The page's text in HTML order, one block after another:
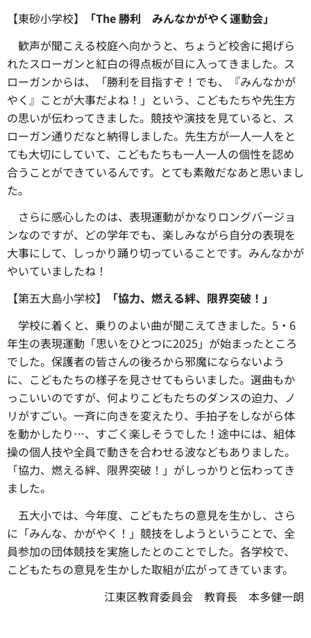
【東砂小学校】
「The 勝利 みんなかがやく運動会」
歓声が聞こえる校庭へ向かうと、 ちょうど校舎に掲げら
れたスローガンと紅白の得点板が目に入ってきました。ス
ローガンからは、「勝利を目指すぞ！でも、『みんなかが
やく』ことが大事だよね！」という、こどもたちや先生方
の思いが伝わってきました。競技や演技を見ていると、ス
ローガン通りだなと納得しました。先生方が一人一人をと
ても大切にしていて、こどもたちも一人一人の個性を認め
合うことができているんです。とても素敵だなあと思いまし
た。
さらに感心したのは、 表現運動がかなりロングバージョ
ンなのですが、どの学年でも、楽しみながら自分の表現を
大事にして、しっかり踊り切っていることです。みんなかが
やいていましたね！
【第五大島小学校】
「協力、燃える絆、限界突破！」
学校に着くと、 乗りのよい曲が聞こえてきました。5・6
年生の表現運動「思いをひとつに2025」が始まったところ
でした。保護者の皆さんの後ろから邪魔にならないよう
に、こどもたちの様子を見させてもらいました。選曲もか
っこいいのですが、何よりこどもたちのダンスの迫力、ノ
リがすごい。一斉に向きを変えたり、手拍子をしながら体
を動かしたり…、すごく楽しそうでした！途中には、組体
操の個人技や全員で動きを合わせる波などもありました。
「協力、燃える絆、限界突破！」がしっかりと伝わってき
ました。
五大小では、 今年度、こどもたちの意見を生かし、さら
に「みんな、かがやく！」競技をしようということで、全
員参加の団体競技を実施したとのことでした。各学校で、
こどもたちの意見を生かした取組が広がってきています。
江東区教育委員会
教育長 本多健一朗